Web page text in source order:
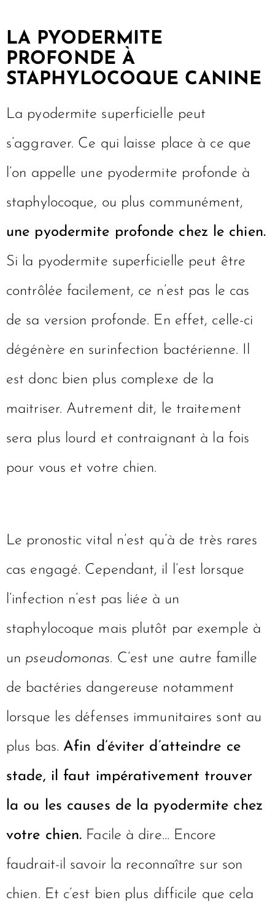
LA PYODERMITE
PROFONDE À
STAPHYLOCOQUE CANINE
La pyodermite superficielle peut
s’aggraver. Ce qui laisse place à ce que
l’on appelle une pyodermite profonde à
staphylocoque, ou plus communément,
une pyodermite profonde chez le chien.
Si la pyodermite superficielle peut être
contrôlée facilement, ce n’est pas le cas
de sa version profonde. En effet, celle-ci
dégénère en surinfection bactérienne. Il
est donc bien plus complexe de la
maitriser. Autrement dit, le traitement
sera plus lourd et contraignant à la fois
pour vous et votre chien.
Le pronostic vital n’est qu’à de très rares
cas engagé. Cependant, il l’est lorsque
l’infection n’est pas liée à un
staphylocoque mais plutôt par exemple à
un pseudomonas. C’est une autre famille
de bactéries dangereuse notamment
lorsque les défenses immunitaires sont au
plus bas. Afin d’éviter d’atteindre ce
stade, il faut impérativement trouver
la ou les causes de la pyodermite chez
votre chien. Facile à dire… Encore
faudrait-il savoir la reconnaître sur son
chien. Et c’est bien plus difficile que cela